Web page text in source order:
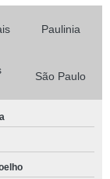
Paulinia
São Paulo